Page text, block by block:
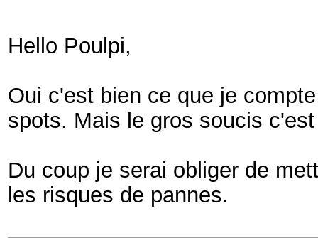
Hello Poulpi,
Oui c'est bien ce que je
spots. Mais le gros soucis
Du coup je serai obliger de
les risques de pannes.